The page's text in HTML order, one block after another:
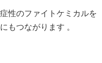
性のファイトケミカルを
もつながります 。